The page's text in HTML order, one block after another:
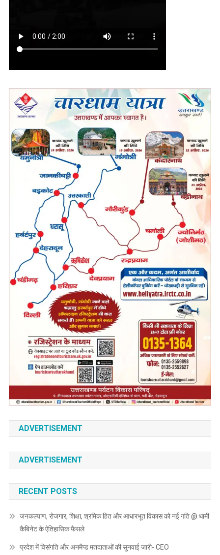
ADVERTISEMENT
ADVERTISEMENT
RECENT POSTS
जनकल्याण, रोजगार, शिक्षा, श्रमिक हित और आधारभूत विकास को नई गति @ धामी
कैबिनेट के ऐतिहासिक फैसले
प्रदेश में विसंगति और अनमैप्ड मतदाताओं की सुनवाई जारी- CEO